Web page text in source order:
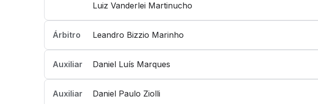
Luiz Vanderlei Martinucho
Árbitro Leandro Bizzio Marinho
Auxiliar Daniel Luís Marques
Auxiliar Daniel Paulo Ziolli